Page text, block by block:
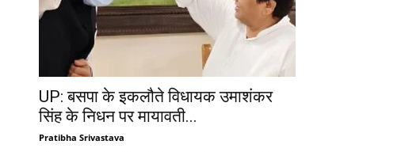
UP: बसपा के इकलौते विधायक उमाशंकर
सिंह के निधन पर मायावती...
Pratibha Srivastava